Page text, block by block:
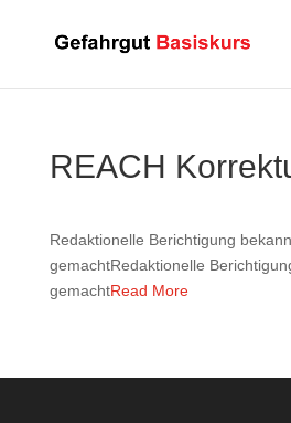
REACH
Redaktionelle Berichtigung
gemachtRedaktionelle
gemachtRead More